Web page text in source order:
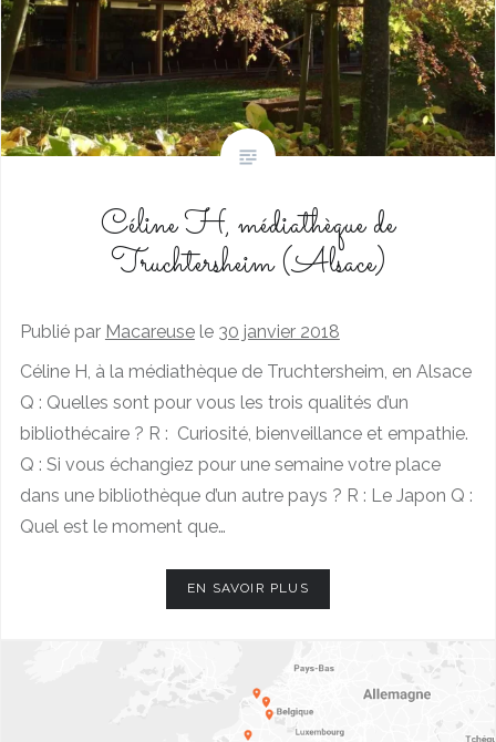
Céline H, médiathèque de
Truchtersheim (Alsace)
Publié par Macareusele 30 janvier 2018
Céline H, à la médiathèque de Truchtersheim, en Alsace
Q : Quelles sont pour vous les trois qualités d’un
bibliothécaire ? R : Curiosité, bienveillance et empathie.
Q : Si vous échangiez pour une semaine votre place
dans une bibliothèque d’un autre pays ? R : Le Japon Q :
Quel est le moment que…
EN SAVOIR PLUS